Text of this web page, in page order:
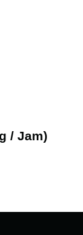
/ Jam)